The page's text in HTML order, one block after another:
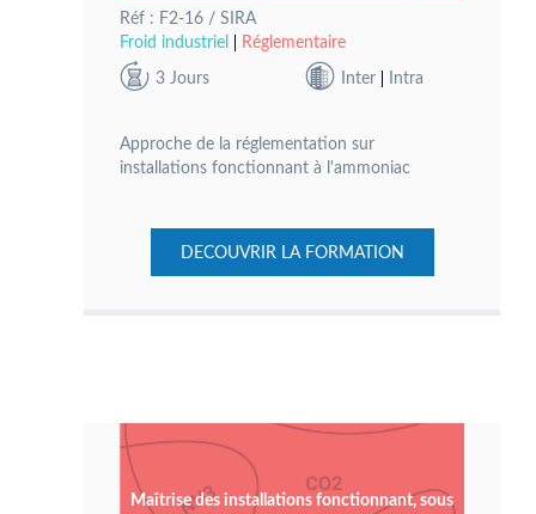
Réf : F2-16 / SIRA
Froid industriel
Réglementaire
3 Jours Inter Intra
Approche de la réglementation sur
installations fonctionnant à l'ammoniac
DECOUVRIR LA FORMATION
Maîtrise des installations fonctionnant, sous